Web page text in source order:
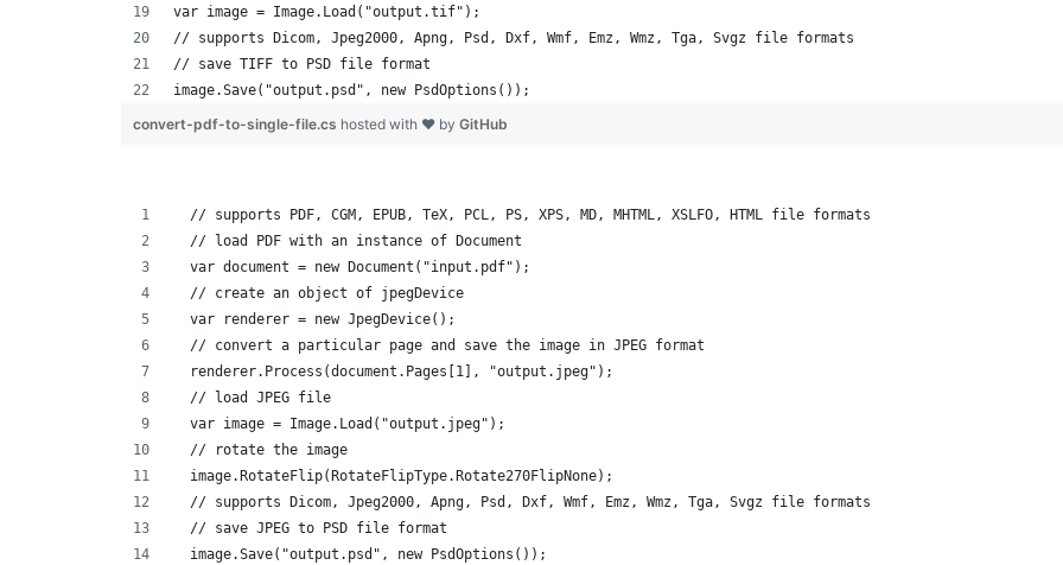
var image = Image.Load("output.tif");
// supports Dicom, Jpeg2000, Apng, Psd, Dxf, Wmf, Emz, Wmz, Tga, Svgz file formats
// save TIFF to PSD file format
image.Save("output.psd", new PsdOptions());
convert-pdf-to-single-file.cs hosted with ❤ by GitHub
  // supports PDF, CGM, EPUB, TeX, PCL, PS, XPS, MD, MHTML, XSLFO, HTML file formats
  // load PDF with an instance of Document
  var document = new Document("input.pdf");
  // create an object of jpegDevice
  var renderer = new JpegDevice();
  // convert a particular page and save the image in JPEG format
  renderer.Process(document.Pages[1], "output.jpeg");
  // load JPEG file
  var image = Image.Load("output.jpeg");
  // rotate the image
  image.RotateFlip(RotateFlipType.Rotate270FlipNone);
  // supports Dicom, Jpeg2000, Apng, Psd, Dxf, Wmf, Emz, Wmz, Tga, Svgz file formats
  // save JPEG to PSD file format
  image.Save("output.psd", new PsdOptions());